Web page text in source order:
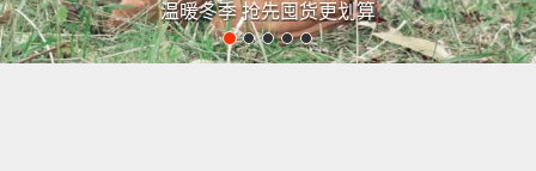
温暖冬季 抢先囤货更划算